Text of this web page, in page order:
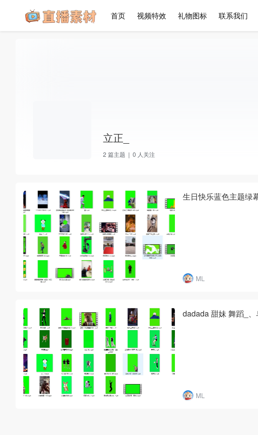
首页 视频特效 礼物图标 联系我们
立正_
2 篇主题 | 0 人关注
生日快乐蓝色主题绿
ML
dadada 甜妹 舞蹈_
ML